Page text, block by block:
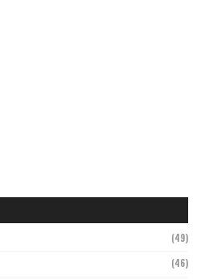
(49)
(46)